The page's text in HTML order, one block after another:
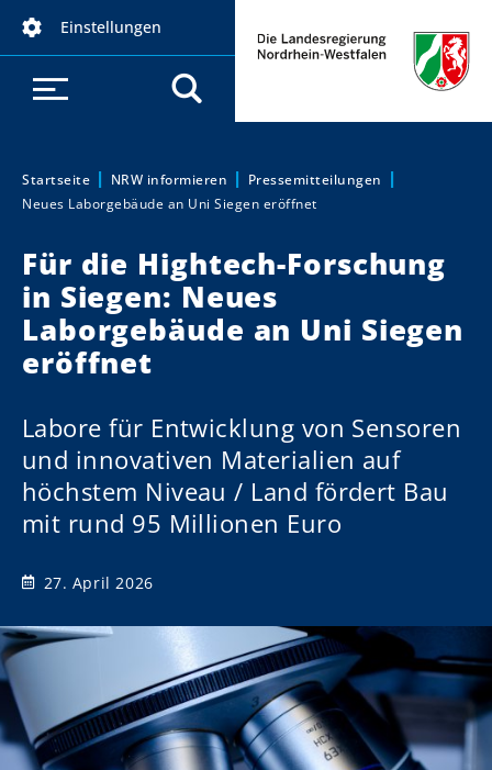
Einstellungen
Sie sind hier:
Startseite NRW informieren
Pressemitteilungen
Neues Laborgebäude an Uni Siegen eröffnet
Für die Hightech-Forschung
in Siegen: Neues
Laborgebäude an Uni Siegen
eröffnet
Labore für Entwicklung von Sensoren
und innovativen Materialien auf
höchstem Niveau / Land fördert Bau
mit rund 95 Millionen Euro
27. April 2026